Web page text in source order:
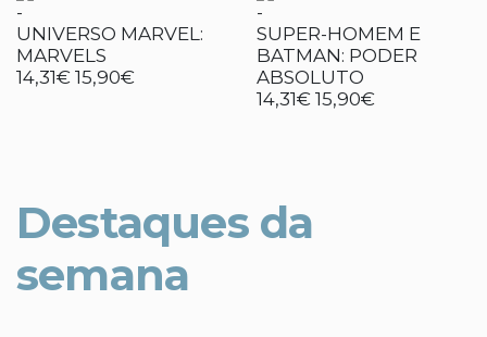
-
UNIVERSO MARVEL:
MARVELS
14,31€ 15,90€
-
SUPER-HOMEM E
BATMAN: PODER
ABSOLUTO
14,31€ 15,90€
Destaques da
semana